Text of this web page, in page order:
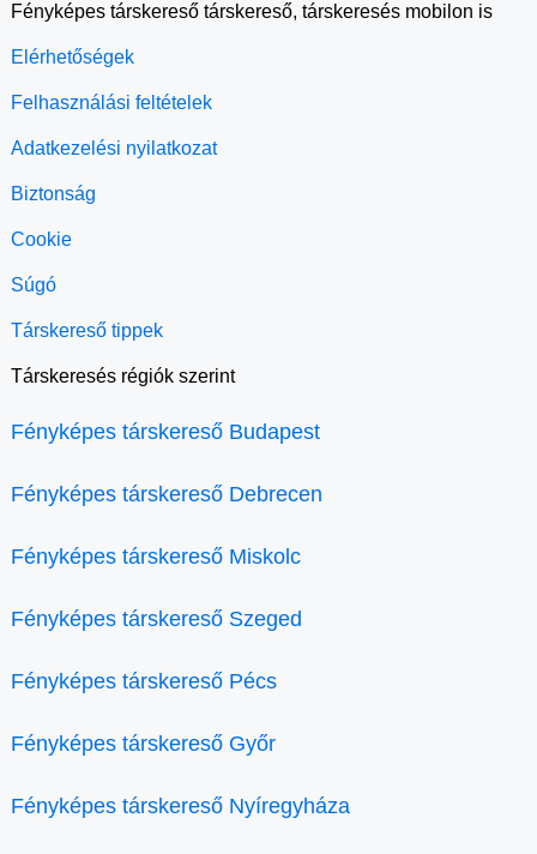
Fényképes társkereső társkereső, társkeresés mobilon is
Elérhetőségek
Felhasználási feltételek
Adatkezelési nyilatkozat
Biztonság
Cookie
Súgó
Társkereső tippek
Társkeresés régiók szerint
Fényképes társkereső Budapest
Fényképes társkereső Debrecen
Fényképes társkereső Miskolc
Fényképes társkereső Szeged
Fényképes társkereső Pécs
Fényképes társkereső Győr
Fényképes társkereső Nyíregyháza